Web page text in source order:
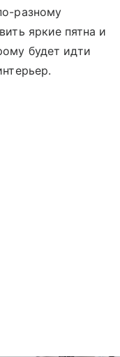
разному
яркие пятна и
будет идти